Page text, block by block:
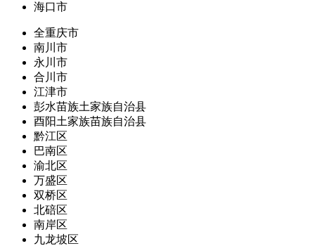
海口市
全重庆市
南川市
永川市
合川市
江津市
彭水苗族土家族自治县
酉阳土家族苗族自治县
黔江区
巴南区
渝北区
万盛区
双桥区
北碚区
南岸区
九龙坡区